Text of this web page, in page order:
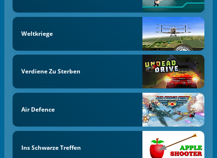
Weltkriege
Verdiene Zu Sterben
Air Defence
Ins Schwarze Treffen